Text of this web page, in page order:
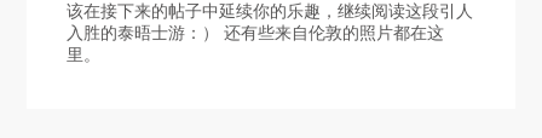
该在接下来的帖子中延续你的乐趣，继续阅读这段引人
入胜的泰晤士游：） 还有些来自伦敦的照片都在这
里。